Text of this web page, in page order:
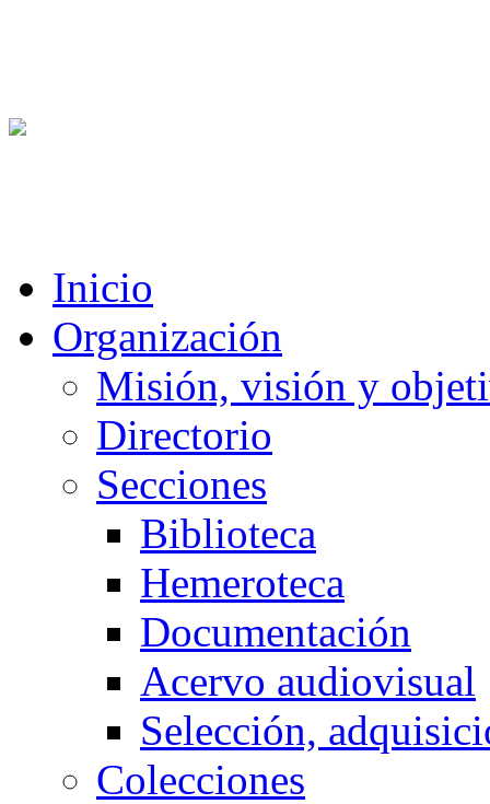
Inicio
Organización
Misión, visión y
Directorio
Secciones
Biblioteca
Hemeroteca
Documentación
Acervo audiovisual
Selección,
Colecciones